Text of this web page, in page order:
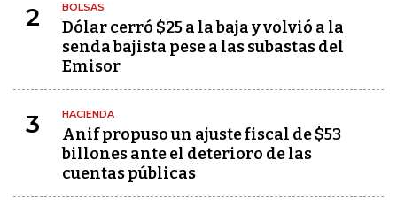
2 BOLSAS
Dólar cerró $25 a la baja y volvió a la
senda bajista pese a las subastas del
Emisor
3 HACIENDA
Anif propuso un ajuste fiscal de $53
billones ante el deterioro de las
cuentas públicas